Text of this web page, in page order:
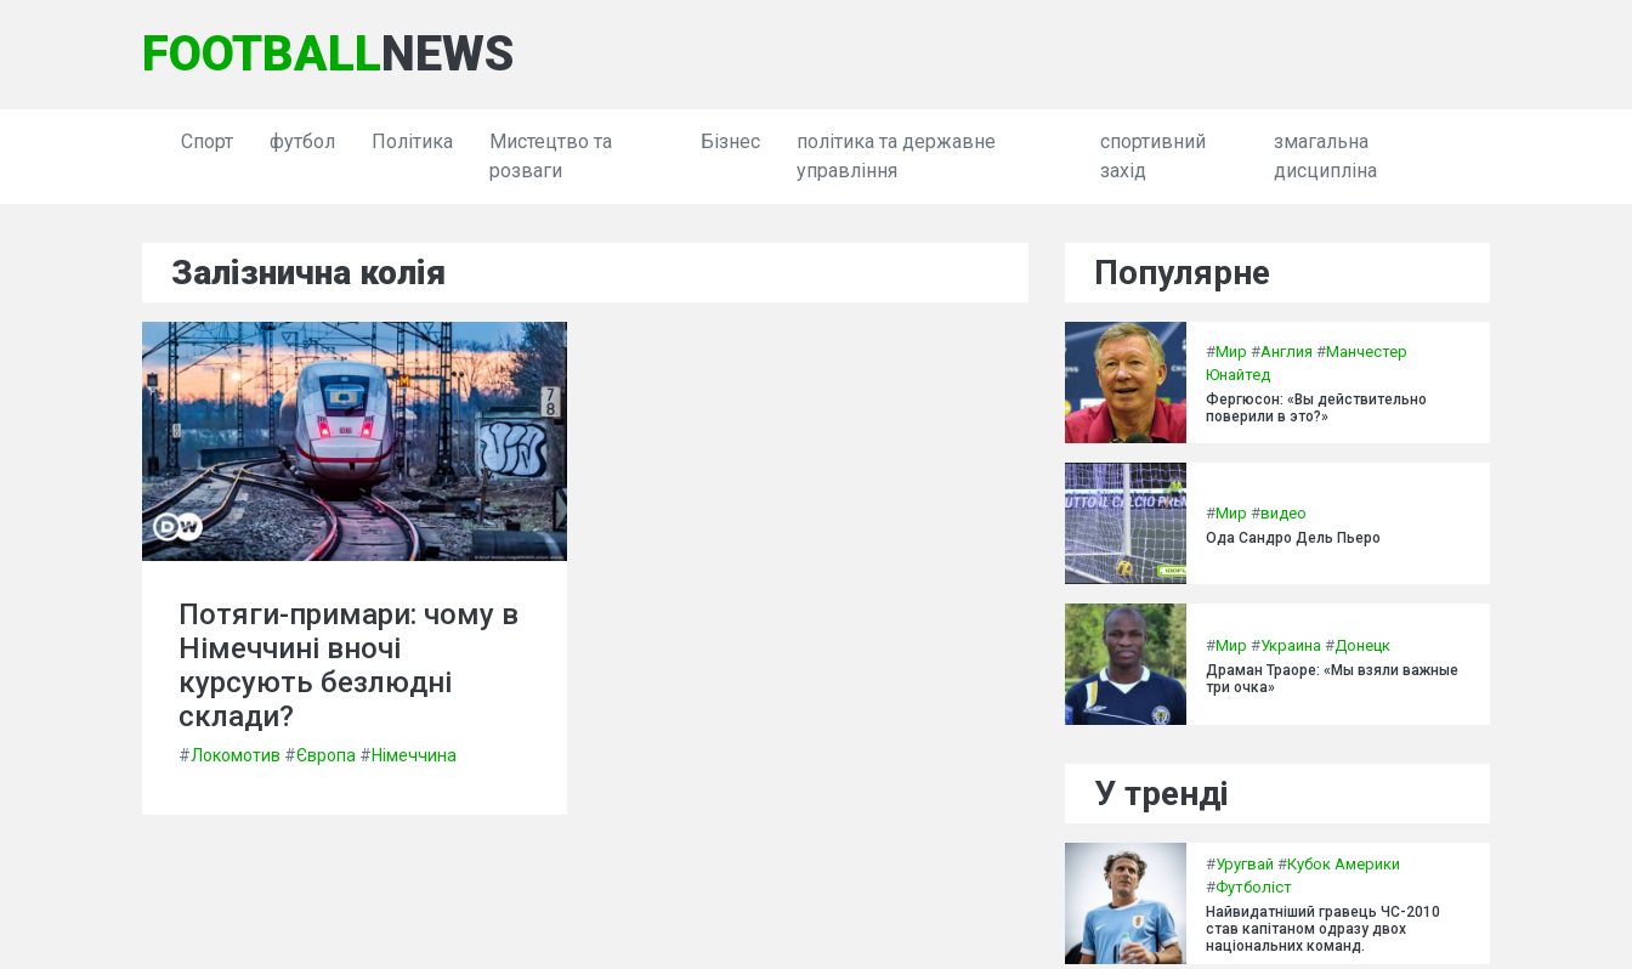
FOOTBALLNEWS
Спорт футбол Політика
Мистецтво та
розваги
Бізнес
політика та державне
управління
спортивний
захід
змагальна
дисципліна
Залізнична колія
Потяги-примари: чому в
Німеччині вночі
курсують безлюдні
склади?
#Локомотив #Європа #Німеччина
Популярне
#Мир #Англия #Манчестер
Юнайтед
Фергюсон: «Вы действительно
поверили в это?»
#Мир #видео
Ода Сандро Дель Пьеро
#Мир #Украина #Донецк
Драман Траоре: «Мы взяли важные
три очка»
У тренді
#Уругвай #Кубок Америки
#Футболіст
Найвидатніший гравець ЧС-2010
став капітаном одразу двох
національних команд.